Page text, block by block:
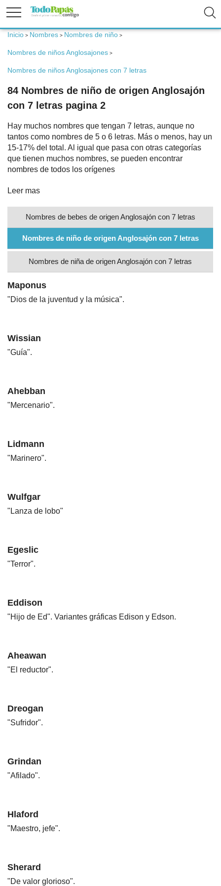
Bebé
Niños
Padres
Nombres
Inicio > Nombres > Nombres de niño >
Nombres de niños Anglosajones >
Nombres de niños Anglosajones con 7 letras
84 Nombres de niño de origen Anglosajón
con 7 letras pagina 2
Hay muchos nombres que tengan 7 letras, aunque no
tantos como nombres de 5 o 6 letras. Más o menos, hay un
15-17% del total. Al igual que pasa con otras categorías
que tienen muchos nombres, se pueden encontrar
nombres de todos los orígenes
Leer mas
Nombres de bebes de origen Anglosajón con 7 letras
Nombres de niño de origen Anglosajón con 7 letras
Nombres de niña de origen Anglosajón con 7 letras
Maponus
"Dios de la juventud y la música".
Wissian
"Guía".
Ahebban
"Mercenario".
Lidmann
"Marinero".
Wulfgar
"Lanza de lobo"
Egeslic
"Terror".
Eddison
"Hijo de Ed". Variantes gráficas Edison y Edson.
Aheawan
"El reductor".
Dreogan
"Sufridor".
Grindan
"Afilado".
Hlaford
"Maestro, jefe".
Sherard
"De valor glorioso".